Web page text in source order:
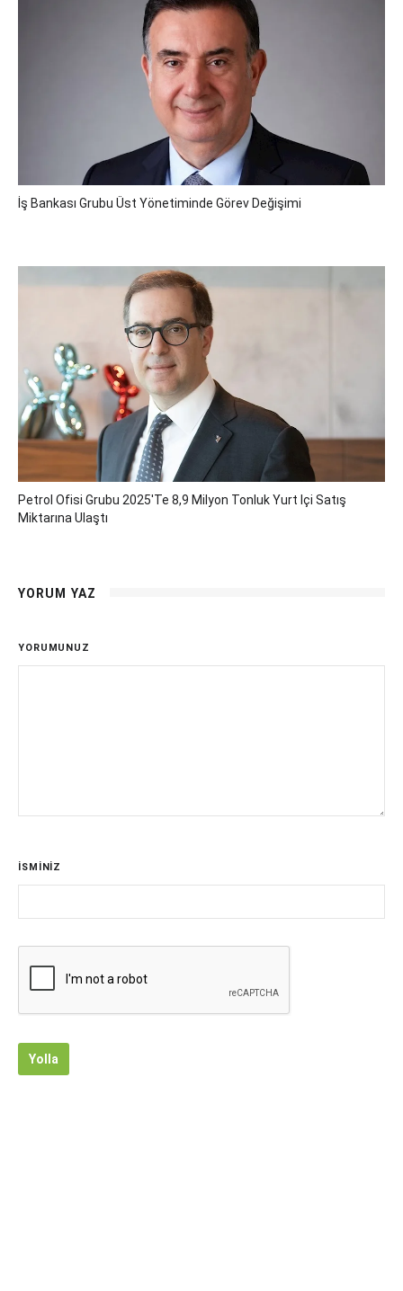
İş Bankası Grubu Üst Yönetiminde Görev Değişimi
Petrol Ofisi Grubu 2025'te 8,9 Milyon Tonluk Yurt Içi Satış
Miktarına Ulaştı
YORUM YAZ
YORUMUNUZ
İSMİNİZ
Yolla